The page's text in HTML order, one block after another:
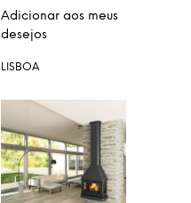
Adicionar aos meus
desejos
LISBOA